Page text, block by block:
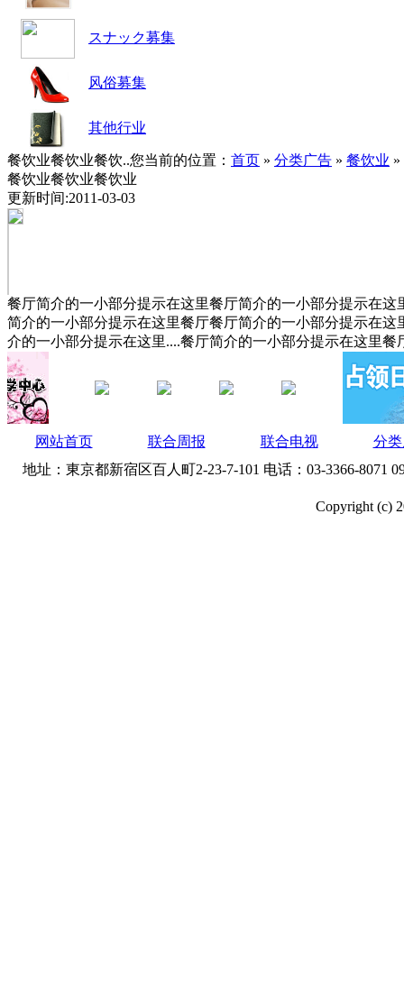
スナック募集
风俗募集
其他行业
餐饮业餐饮业餐饮..您当前的位置： 首页 » 分类广告 » 餐饮业
餐饮业餐饮业餐饮业
更新时间:2011-03-03
餐厅简介的一小部分提示在这里餐厅简介的一小部分提示在
简介的一小部分提示在这里餐厅餐厅简介的一小部分提示在
介的一小部分提示在这里....餐厅简介的一小部分提示在这里餐
网站首页 联合周报 联合电视
分
地址：東京都新宿区百人町2-23-7-101 电话：03-3366-8071
Copyright (c)